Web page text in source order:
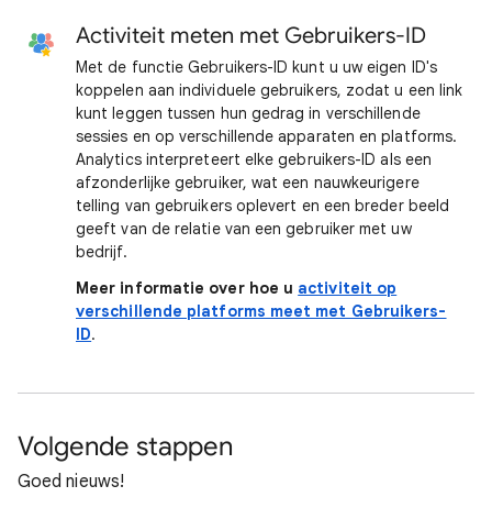
Activiteit meten met Gebruikers-ID
Met de functie Gebruikers-ID kunt u uw eigen ID's
koppelen aan individuele gebruikers, zodat u een link
kunt leggen tussen hun gedrag in verschillende
sessies en op verschillende apparaten en platforms.
Analytics interpreteert elke gebruikers-ID als een
afzonderlijke gebruiker, wat een nauwkeurigere
telling van gebruikers oplevert en een breder beeld
geeft van de relatie van een gebruiker met uw
bedrijf.
Meer informatie over hoe u activiteit op
verschillende platforms meet met Gebruikers-
ID.
Volgende stappen
Goed nieuws!